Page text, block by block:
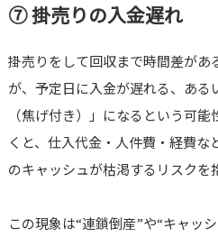
⑦ 掛売りの入金遅れ
掛売りをして回収まで時間差が
が、予定日に入金が遅れる、ある
（焦げ付き）」になるという可
くと、仕入代金・人件費・経費
のキャッシュが枯渇するリスクを
この現象は“連鎖倒産”や“キャッ